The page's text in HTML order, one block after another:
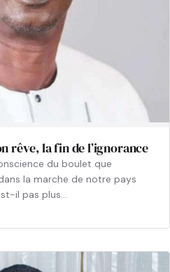
rêve, la fin de l’ignorance
du boulet que
la marche de notre pays
il pas plus…